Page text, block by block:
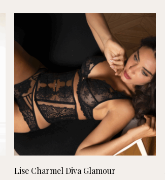
Lees verder
Lise Charmel Diva Glamour